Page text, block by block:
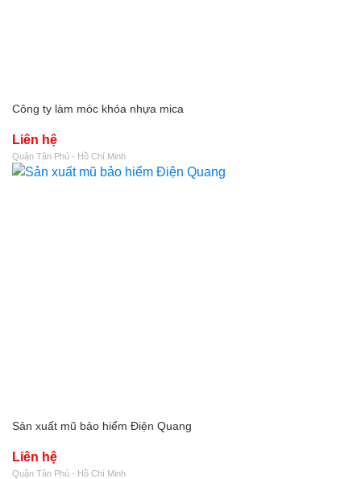
Công ty làm móc khóa nhựa mica
Liên hệ
Quận Tân Phú - Hồ Chí Minh
Sản xuất mũ bảo hiểm Điện Quang
Liên hệ
Quận Tân Phú - Hồ Chí Minh